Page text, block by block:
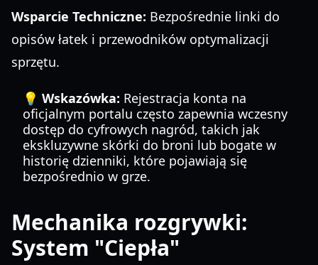
Wsparcie Techniczne: Bezpośrednie linki do
opisów łatek i przewodników optymalizacji
sprzętu.
💡 Wskazówka: Rejestracja konta na
oficjalnym portalu często zapewnia wczesny
dostęp do cyfrowych nagród, takich jak
ekskluzywne skórki do broni lub bogate w
historię dzienniki, które pojawiają się
bezpośrednio w grze.
Mechanika rozgrywki:
System "Ciepła"